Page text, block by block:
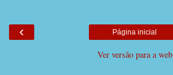
‹ Página inicial
Ver versão para a web